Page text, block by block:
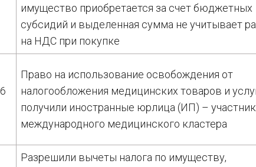
имущество приобретается за счет бюджетных
субсидий и выделенная сумма не учитывает
на НДС при покупке
Право на использование освобождения от
налогообложения медицинских товаров и
получили иностранные юрлица (ИП) –
международного медицинского кластера
Разрешили вычеты налога по имуществу,